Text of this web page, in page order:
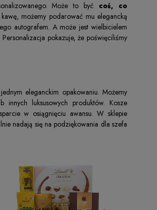
Może to być coś, co
możemy podarować mu elegancką
autografem. A może jest wielbicielem
pokazuje, że poświęciliśmy
eleganckim opakowaniu. Możemy
luksusowych produktów. Kosze
w osiągnięciu awansu. W sklepie
nadają się na podziękowania dla szefa